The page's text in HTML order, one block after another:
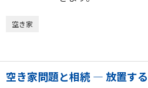
空き家
空き家問題と相続 ― 放置す